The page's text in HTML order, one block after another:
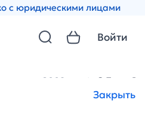
с юридическими лицами
Закрыть
Войти
за 2009 год С Днем